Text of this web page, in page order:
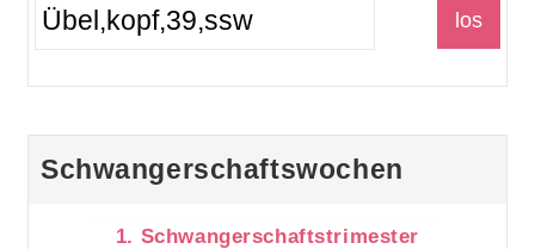
Schwangerschaftswochen
1. Schwangerschaftstrimester